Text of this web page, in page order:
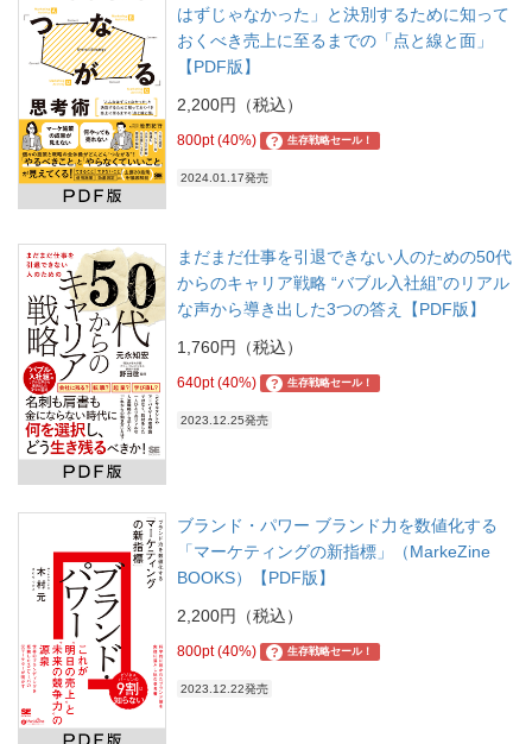
はずじゃなかった」と決別するために知って
おくべき売上に至るまでの「点と線と面」
【PDF版】
2,200円（税込）
800pt (40%) ? 生存戦略セール！
2024.01.17発売
まだまだ仕事を引退できない人のための50代
からのキャリア戦略 “バブル入社組”のリアル
な声から導き出した3つの答え【PDF版】
1,760円（税込）
640pt (40%) ? 生存戦略セール！
2023.12.25発売
ブランド・パワー ブランド力を数値化する
「マーケティングの新指標」（MarkeZine
BOOKS）【PDF版】
2,200円（税込）
800pt (40%) ? 生存戦略セール！
2023.12.22発売